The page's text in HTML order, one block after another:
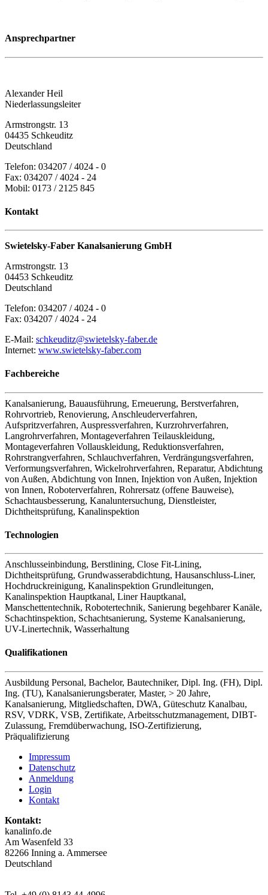
Ansprechpartner
Alexander Heil
Niederlassungsleiter
Armstrongstr. 13
04435 Schkeuditz
Deutschland
Telefon: 034207 / 4024 - 0
Fax: 034207 / 4024 - 24
Mobil: 0173 / 2125 845
Kontakt
Swietelsky-Faber Kanalsanierung GmbH
Armstrongstr. 13
04453 Schkeuditz
Deutschland
Telefon: 034207 / 4024 - 0
Fax: 034207 / 4024 - 24
E-Mail: schkeuditz@swietelsky-faber.de
Internet: www.swietelsky-faber.com
Fachbereiche
Kanalsanierung, Bauausführung, Erneuerung, Berstverfahren,
Rohrvortrieb, Renovierung, Anschleuderverfahren,
Aufspritzverfahren, Auspressverfahren, Kurzrohrverfahren,
Langrohrverfahren, Montageverfahren Teilauskleidung,
Montageverfahren Vollauskleidung, Reduktionsverfahren,
Rohrstrangverfahren, Schlauchverfahren, Verdrängungsverfahren,
Verformungsverfahren, Wickelrohrverfahren, Reparatur, Abdichtung
von Außen, Abdichtung von Innen, Injektion von Außen, Injektion
von Innen, Roboterverfahren, Rohrersatz (offene Bauweise),
Schachtausbesserung, Kanaluntersuchung, Dienstleister,
Dichtheitsprüfung, Kanalinspektion
Technologien
Anschlusseinbindung, Berstlining, Close Fit-Lining,
Dichtheitsprüfung, Grundwasserabdichtung, Hausanschluss-Liner,
Hochdruckreinigung, Kanalinspektion Grundleitungen,
Kanalinspektion Hauptkanal, Liner Hauptkanal,
Manschettentechnik, Robotertechnik, Sanierung begehbarer Kanäle,
Schachtinspektion, Schachtsanierung, Systeme Kanalsanierung,
UV-Linertechnik, Wasserhaltung
Qualifikationen
Ausbildung Personal, Bachelor, Bautechniker, Dipl. Ing. (FH), Dipl.
Ing. (TU), Kanalsanierungsberater, Master, > 20 Jahre,
Kanalsanierung, Mitgliedschaften, DWA, Güteschutz Kanalbau,
RSV, VDRK, VSB, Zertifikate, Arbeitsschutzmanagement, DIBT-
Zulassung, Fremdüberwachung, ISO-Zertifizierung,
Präqualifizierung
Impressum
Datenschutz
Anmeldung
Login
Kontakt
Kontakt:
kanalinfo.de
Am Wasenfeld 33
82266 Inning a. Ammersee
Deutschland